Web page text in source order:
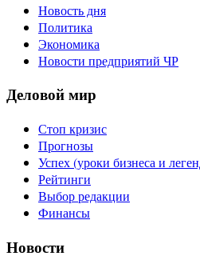
Новость дня
Политика
Экономика
Новости предприятий ЧР
Деловой мир
Стоп кризис
Прогнозы
Успех (уроки бизнеса и
Рейтинги
Выбор редакции
Финансы
Новости